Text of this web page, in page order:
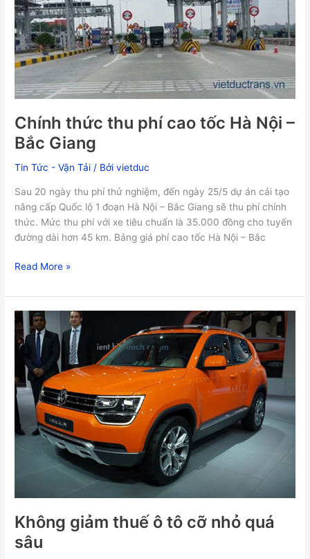
Chính thức thu phí cao tốc Hà Nội –
Bắc Giang
Tin Tức - Vận Tải / Bởivietduc
Sau 20 ngày thu phí thử nghiệm, đến ngày 25/5 dự án cải tạo
nâng cấp Quốc lộ 1 đoạn Hà Nội – Bắc Giang sẽ thu phí chính
thức. Mức thu phí với xe tiêu chuẩn là 35.000 đồng cho tuyến
đường dài hơn 45 km. Bảng giá phí cao tốc Hà Nội – Bắc
Hà
Nội
–
Bắc
Giang
Read More »
Không giảm thuế ô tô cỡ nhỏ quá
sâu
Không
giảm
thuế
tô
cỡ
nhỏ
quá
sâu